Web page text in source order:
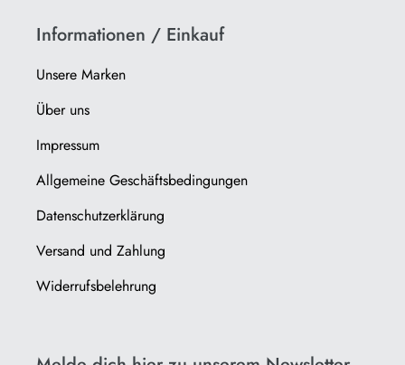
Informationen / Einkauf
Unsere Marken
Über uns
Impressum
Allgemeine Geschäftsbedingungen
Datenschutzerklärung
Versand und Zahlung
Widerrufsbelehrung